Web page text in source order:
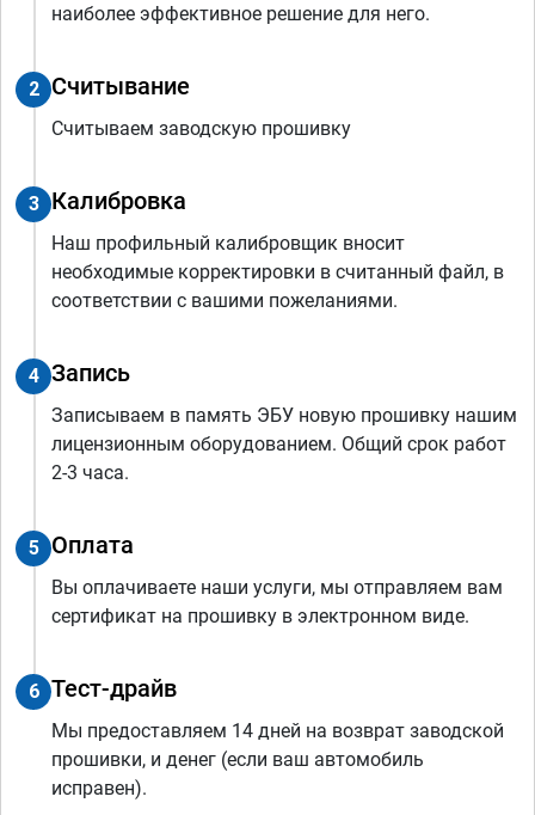
наиболее эффективное решение для него.
2 Считывание
Считываем заводскую прошивку
3 Калибровка
Наш профильный калибровщик вносит
необходимые корректировки в считанный файл, в
соответствии с вашими пожеланиями.
4 Запись
Записываем в память ЭБУ новую прошивку нашим
лицензионным оборудованием. Общий срок работ
2-3 часа.
5 Оплата
Вы оплачиваете наши услуги, мы отправляем вам
сертификат на прошивку в электронном виде.
6 Тест-драйв
Мы предоставляем 14 дней на возврат заводской
прошивки, и денег (если ваш автомобиль
исправен).